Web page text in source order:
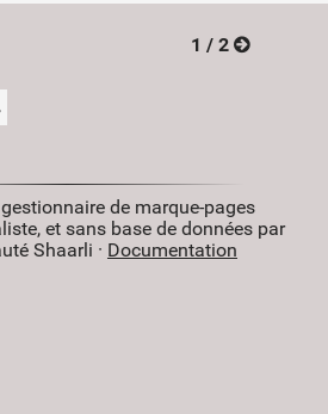
1 / 2
de marque-pages
et sans base de données par
Shaarli · Documentation